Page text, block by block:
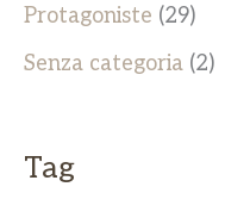
Protagoniste (29)
Senza categoria (2)
Tag